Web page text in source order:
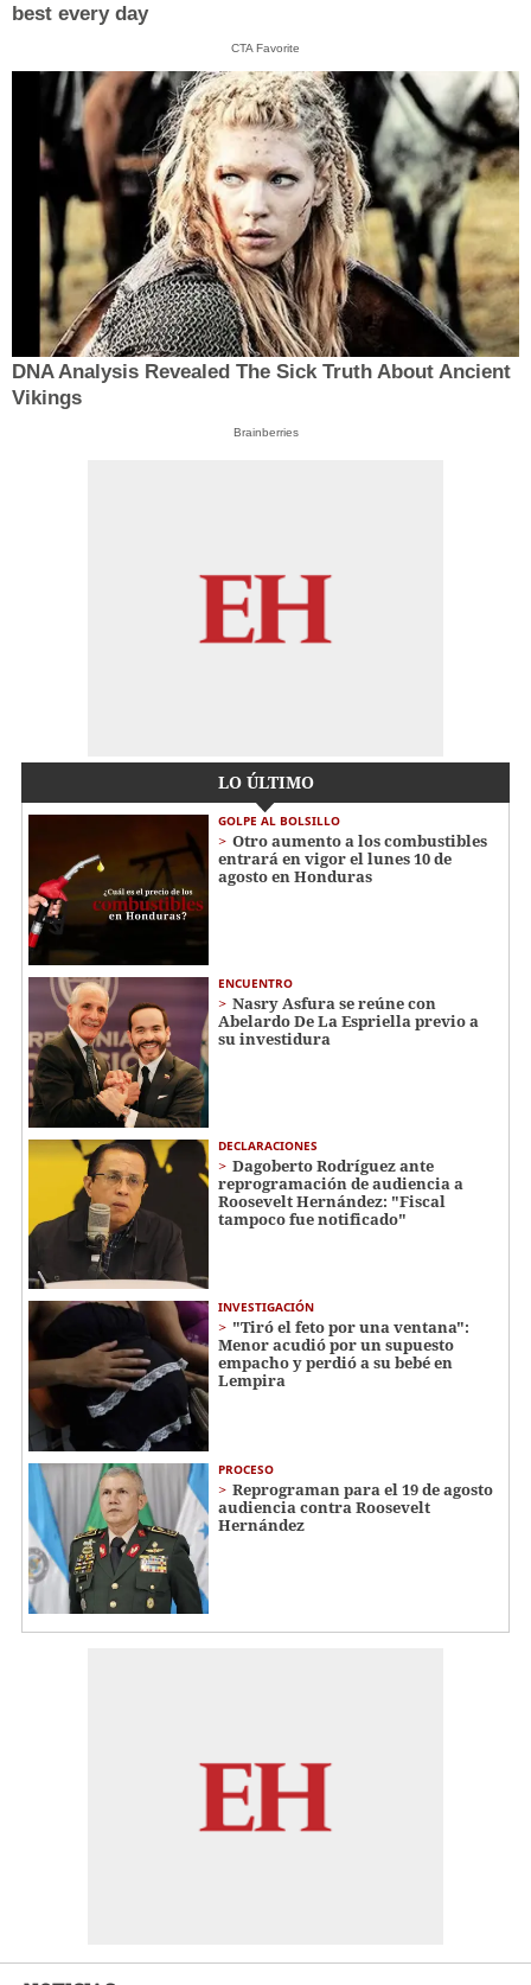
best every day
CTA Favorite
DNA Analysis Revealed The Sick Truth About Ancient
Vikings
Brainberries
LO ÚLTIMO
GOLPE AL BOLSILLO
Otro aumento a los combustibles
entrará en vigor el lunes 10 de
agosto en Honduras
ENCUENTRO
Nasry Asfura se reúne con
Abelardo De La Espriella previo a
su investidura
DECLARACIONES
Dagoberto Rodríguez ante
reprogramación de audiencia a
Roosevelt Hernández: "Fiscal
tampoco fue notificado"
INVESTIGACIÓN
"Tiró el feto por una ventana":
Menor acudió por un supuesto
empacho y perdió a su bebé en
Lempira
PROCESO
Reprograman para el 19 de agosto
audiencia contra Roosevelt
Hernández